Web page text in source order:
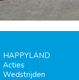
HAPPYLAND
Acties
Wedstrijden